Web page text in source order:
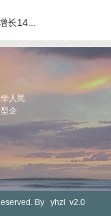
长14...
人民
企
By yhzl v2.0